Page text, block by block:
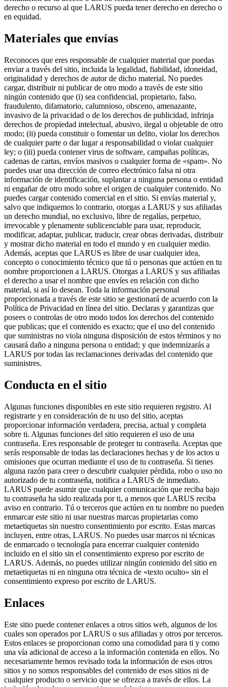
derecho o recurso al que LARUS pueda tener derecho en derecho o
en equidad.
Materiales que envías
Reconoces que eres responsable de cualquier material que puedas
enviar a través del sitio, incluida la legalidad, fiabilidad, idoneidad,
originalidad y derechos de autor de dicho material. No puedes
cargar, distribuir ni publicar de otro modo a través de este sitio
ningún contenido que (i) sea confidencial, propietario, falso,
fraudulento, difamatorio, calumnioso, obsceno, amenazante,
invasivo de la privacidad o de los derechos de publicidad, infrinja
derechos de propiedad intelectual, abusivo, ilegal u objetable de otro
modo; (ii) pueda constituir o fomentar un delito, violar los derechos
de cualquier parte o dar lugar a responsabilidad o violar cualquier
ley; o (iii) pueda contener virus de software, campañas políticas,
cadenas de cartas, envíos masivos o cualquier forma de «spam». No
puedes usar una dirección de correo electrónico falsa ni otra
información de identificación, suplantar a ninguna persona o entidad
ni engañar de otro modo sobre el origen de cualquier contenido. No
puedes cargar contenido comercial en el sitio. Si envías material y,
salvo que indiquemos lo contrario, otorgas a LARUS y sus afiliadas
un derecho mundial, no exclusivo, libre de regalías, perpetuo,
irrevocable y plenamente sublicenciable para usar, reproducir,
modificar, adaptar, publicar, traducir, crear obras derivadas, distribuir
y mostrar dicho material en todo el mundo y en cualquier medio.
Además, aceptas que LARUS es libre de usar cualquier idea,
concepto o conocimiento técnico que tú o personas que actúen en tu
nombre proporcionen a LARUS. Otorgas a LARUS y sus afiliadas
el derecho a usar el nombre que envíes en relación con dicho
material, si así lo desean. Toda la información personal
proporcionada a través de este sitio se gestionará de acuerdo con la
Política de Privacidad en línea del sitio. Declaras y garantizas que
posees o controlas de otro modo todos los derechos del contenido
que publicas; que el contenido es exacto; que el uso del contenido
que suministras no viola ninguna disposición de estos términos y no
causará daño a ninguna persona o entidad; y que indemnizarás a
LARUS por todas las reclamaciones derivadas del contenido que
suministres.
Conducta en el sitio
Algunas funciones disponibles en este sitio requieren registro. Al
registrarte y en consideración de tu uso del sitio, aceptas
proporcionar información verdadera, precisa, actual y completa
sobre ti. Algunas funciones del sitio requieren el uso de una
contraseña. Eres responsable de proteger tu contraseña. Aceptas que
serás responsable de todas las declaraciones hechas y de los actos u
omisiones que ocurran mediante el uso de tu contraseña. Si tienes
alguna razón para creer o descubrir cualquier pérdida, robo o uso no
autorizado de tu contraseña, notifica a LARUS de inmediato.
LARUS puede asumir que cualquier comunicación que reciba bajo
tu contraseña ha sido realizada por ti, a menos que LARUS reciba
aviso en contrario. Tú o terceros que actúen en tu nombre no pueden
enmarcar este sitio ni usar nuestras marcas propietarias como
metaetiquetas sin nuestro consentimiento por escrito. Estas marcas
incluyen, entre otras, LARUS. No puedes usar marcos ni técnicas
de enmarcado o tecnología para encerrar cualquier contenido
incluido en el sitio sin el consentimiento expreso por escrito de
LARUS. Además, no puedes utilizar ningún contenido del sitio en
metaetiquetas ni en ninguna otra técnica de «texto oculto» sin el
consentimiento expreso por escrito de LARUS.
Enlaces
Este sitio puede contener enlaces a otros sitios web, algunos de los
cuales son operados por LARUS o sus afiliadas y otros por terceros.
Estos enlaces se proporcionan como una comodidad para ti y como
una vía adicional de acceso a la información contenida en ellos. No
necesariamente hemos revisado toda la información de esos otros
sitios y no somos responsables del contenido de esos sitios ni de
cualquier producto o servicio que se ofrezca a través de ellos. La